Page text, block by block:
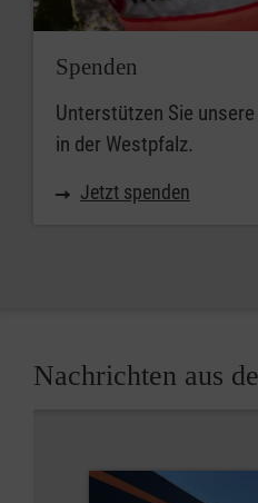
Spenden
Unterstützen Sie
in der Westpfalz.
Jetzt spenden
Nachrichten aus